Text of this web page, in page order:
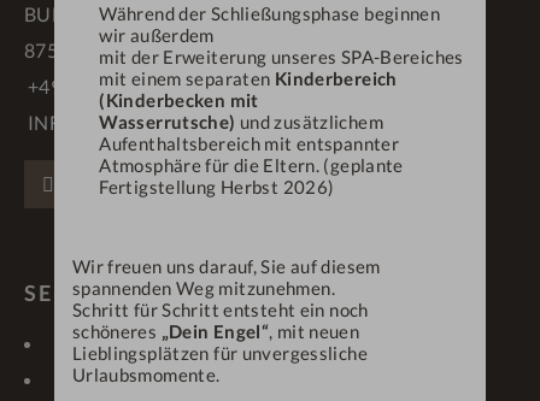
Während der Schließungsphase beginnen
wir außerdem
mit der Erweiterung unseres SPA-Bereiches
mit einem separaten Kinderbereich
(Kinderbecken mit
Wasserrutsche) und zusätzlichem
Aufenthaltsbereich mit entspannter
Atmosphäre für die Eltern. (geplante
Fertigstellung Herbst 2026)
Wir freuen uns darauf, Sie auf diesem
spannenden Weg mitzunehmen.
Schritt für Schritt entsteht ein noch
schöneres
„Dein Engel“ , mit neuen
Lieblingsplätzen für unvergessliche
Urlaubsmomente.
BUFLINGS 3
87534 OBERSTAUFEN
+49 83 86 70 90
INFO@DEINENGEL.DE
FACEBOOKINSTAGRAMPINTEREST
SERVICE & LINKS
KONTAKT
LAGE & ANREISE
GUTSCHEINE